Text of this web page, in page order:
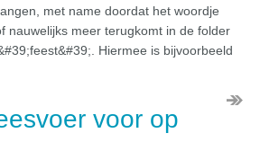
met name doordat het woordje
nauwelijks meer terugkomt in de folder
Hiermee is bijvoorbeeld
voor op